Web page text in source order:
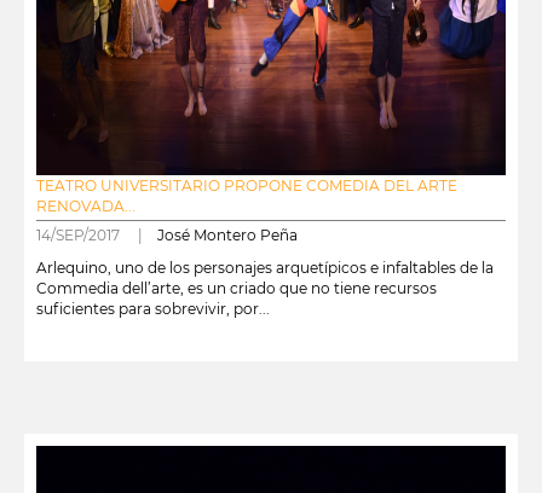
TEATRO UNIVERSITARIO PROPONE COMEDIA DEL ARTE
RENOVADA...
14/SEP/2017 | José Montero Peña
Arlequino, uno de los personajes arquetípicos e infaltables de la
Commedia dell’arte, es un criado que no tiene recursos
suficientes para sobrevivir, por...